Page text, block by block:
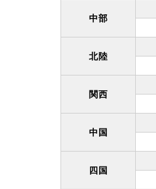
中部
北陸
関西
中国
四国